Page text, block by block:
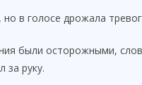
в голосе дрожала
были осторожными,
за руку.